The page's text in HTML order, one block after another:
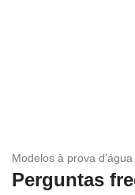
Modelos à prova
Perguntas